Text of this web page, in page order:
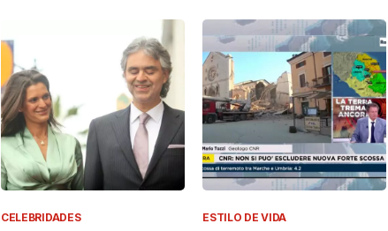
CELEBRIDADES ESTILO DE VIDA